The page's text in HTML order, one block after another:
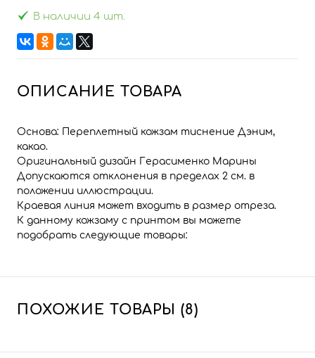
В наличии 4 шт.
ОПИСАНИЕ ТОВАРА
Основа: Переплетный кожзам тиснение Дэним,
какао.
Оригинальный дизайн Герасименко Марины
Допускаются отклонения в пределах 2 см. в
положении иллюстрации.
Краевая линия может входить в размер отреза.
К данному кожзаму с принтом вы можете
подобрать следующие товары:
ПОХОЖИЕ ТОВАРЫ (8)